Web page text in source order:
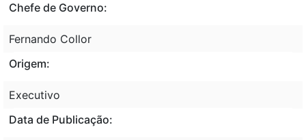
Chefe de Governo:
Fernando Collor
Origem:
Executivo
Data de Publicação: